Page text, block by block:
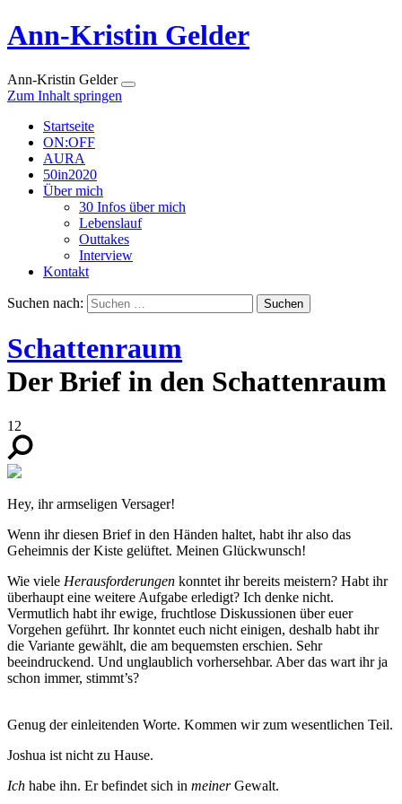
Ann-Kristin Gelder
Ann-Kristin Gelder
Zum Inhalt springen
Startseite
ON:OFF
AURA
50in2020
Über mich
30 Infos über mich
Lebenslauf
Outtakes
Interview
Kontakt
Suchen nach:
Schattenraum
Der Brief in den Schattenraum
12
Hey, ihr armseligen Versager!
Wenn ihr diesen Brief in den Händen haltet, habt ihr also das
Geheimnis der Kiste gelüftet. Meinen Glückwunsch!
Wie viele Herausforderungen konntet ihr bereits meistern? Habt ihr
überhaupt eine weitere Aufgabe erledigt? Ich denke nicht.
Vermutlich habt ihr ewige, fruchtlose Diskussionen über euer
Vorgehen geführt. Ihr konntet euch nicht einigen, deshalb habt ihr
die Variante gewählt, die am bequemsten erschien. Sehr
beeindruckend. Und unglaublich vorhersehbar. Aber das wart ihr ja
schon immer, stimmt’s?
Genug der einleitenden Worte. Kommen wir zum wesentlichen Teil.
Joshua ist nicht zu Hause.
Ich habe ihn. Er befindet sich in meinerGewalt.